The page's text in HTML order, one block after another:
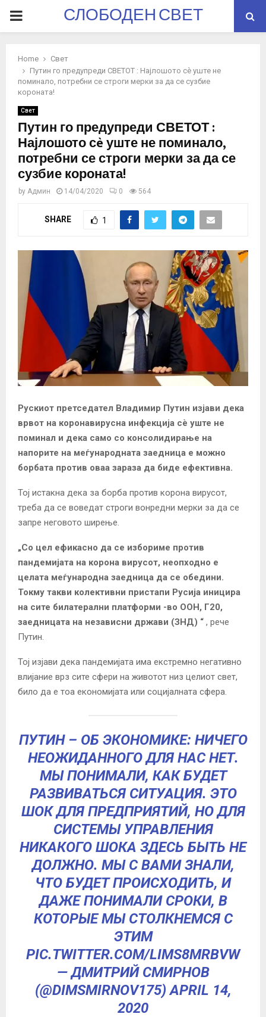
PRIMARYСЛОБОДЕН СВЕТ
Home
Свет
Путин го предупреди СВЕТОТ : Најлошото сè уште не
поминало, потребни се строги мерки за да се сузбие
короната!
Свет
Путин го предупреди СВЕТОТ :
Најлошото сè уште не поминало,
потребни се строги мерки за да се
сузбие короната!
by Админ 14/04/2020 0 564
SHARE 1
Рускиот претседател Владимир Путин изјави дека
врвот на коронавирусна инфекција сè уште не
поминал и дека само со консолидирање на
напорите на меѓународната заедница е можно
борбата против оваа зараза да биде ефективна.
Тој истакна дека за борба против корона вирусот,
треба да се воведат строги вонредни мерки за да се
запре неговото ширење.
„Со цел ефикасно да се избориме против
пандемијата на корона вирусот, неопходно е
целата меѓународна заедница да се обедини.
Токму такви колективни пристапи Русија иницира
на сите билатерални платформи -во ООН, Г20,
заедницата на независни држави (ЗНД) “ , рече
Путин.
Тој изјави дека пандемијата има екстремно негативно
влијание врз сите сфери на животот низ целиот свет,
било да е тоа економијата или социјалната сфера.
ПУТИН – ОБ ЭКОНОМИКЕ: НИЧЕГО
НЕОЖИДАННОГО ДЛЯ НАС НЕТ.
МЫ ПОНИМАЛИ, КАК БУДЕТ
РАЗВИВАТЬСЯ СИТУАЦИЯ. ЭТО
ШОК ДЛЯ ПРЕДПРИЯТИЙ, НО ДЛЯ
СИСТЕМЫ УПРАВЛЕНИЯ
НИКАКОГО ШОКА ЗДЕСЬ БЫТЬ НЕ
ДОЛЖНО. МЫ С ВАМИ ЗНАЛИ,
ЧТО БУДЕТ ПРОИСХОДИТЬ, И
ДАЖЕ ПОНИМАЛИ СРОКИ, В
КОТОРЫЕ МЫ СТОЛКНЕМСЯ С
ЭТИМ
PIC.TWITTER.COM/LIMS8MRBVW
— ДМИТРИЙ СМИРНОВ
(@DIMSMIRNOV175)APRIL 14,
2020